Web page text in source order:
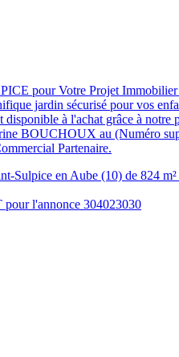
pour Votre Projet Immobilier
jardin sécurisé pour vos
à l'achat grâce à
BOUCHOUX au (Numéro
Partenaire.